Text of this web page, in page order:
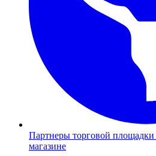
Партнеры торговой площадки
магазине